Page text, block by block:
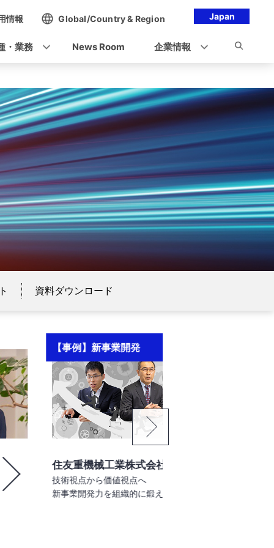
Japan
情報 Global/Country & Region
・業務 News Room 企業情報
資料ダウンロード
】新事業開発
重機械工業株式会社様
点から価値視点へ
開発力を組織的に鍛える挑戦